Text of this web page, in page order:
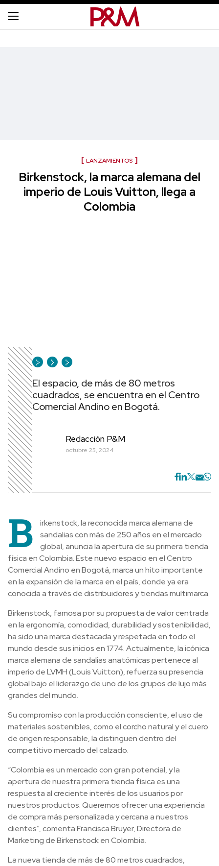
LANZAMIENTOS
Birkenstock, la marca alemana del
imperio de Louis Vuitton, llega a
Colombia
El espacio, de más de 80 metros
cuadrados, se encuentra en el Centro
Comercial Andino en Bogotá.
Redacción P&M
octubre 25, 2024
B
irkenstock, la reconocida marca alemana de
sandalias con más de 250 años en el mercado
global, anuncia la apertura de su primera tienda
física en Colombia. Este nuevo espacio en el Centro
Comercial Andino en Bogotá, marca un hito importante
en la expansión de la marca en el país, donde ya era
conocida a través de distribuidores y tiendas multimarca.
Birkenstock, famosa por su propuesta de valor centrada
en la ergonomía, comodidad, durabilidad y sostenibilidad,
ha sido una marca destacada y respetada en todo el
mundo desde sus inicios en 1774. Actualmente, la icónica
marca alemana de sandalias anatómicas pertenece al
imperio de LVMH (Louis Vuitton), refuerza su presencia
global bajo el liderazgo de uno de los grupos de lujo más
grandes del mundo.
Su compromiso con la producción consciente, el uso de
materiales sostenibles, como el corcho natural y el cuero
de origen responsable, la distinguen dentro del
competitivo mercado del calzado.
“Colombia es un mercado con gran potencial, y la
apertura de nuestra primera tienda física es una
respuesta al creciente interés de los usuarios por
nuestros productos. Queremos ofrecer una experiencia
de compra más personalizada y cercana a nuestros
clientes”, comenta Francisca Bruyer, Directora de
Marketing de Birkenstock en Colombia.
La nueva tienda de más de 80 metros cuadrados,